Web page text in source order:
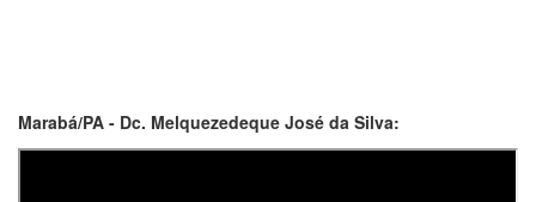
Marabá/PA - Dc. Melquezedeque José da Silva: